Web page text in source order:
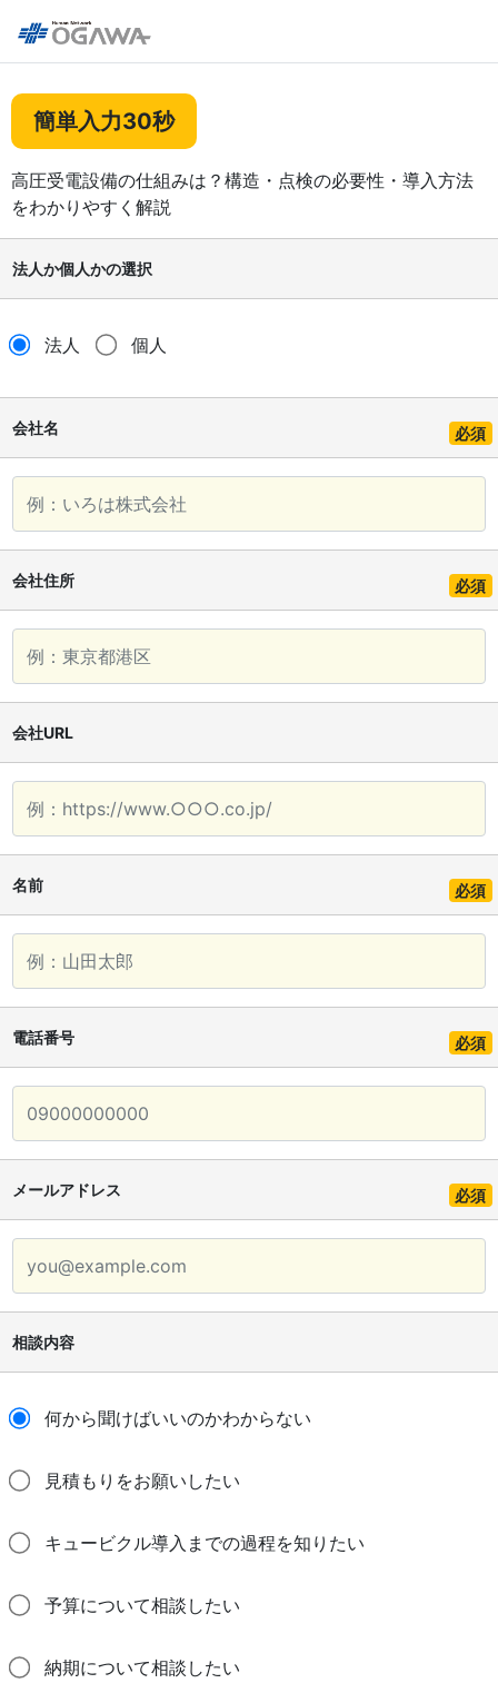
簡単入力30秒
高圧受電設備の仕組みは？構造・点検の必要性・導入方法
をわかりやすく解説
法人か個人かの選択
法人 個人
会社名 必須
会社住所 必須
会社URL
名前 必須
電話番号 必須
メールアドレス 必須
相談内容
何から聞けばいいのかわからない
見積もりをお願いしたい
キュービクル導入までの過程を知りたい
予算について相談したい
納期について相談したい